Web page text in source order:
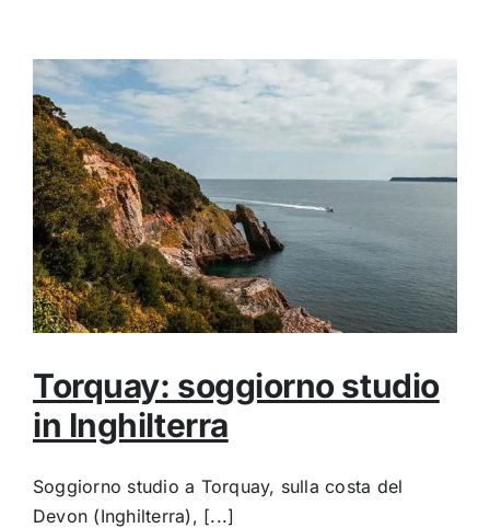
Torquay: soggiorno studio
in Inghilterra
Soggiorno studio a Torquay, sulla costa del
Devon (Inghilterra), [...]